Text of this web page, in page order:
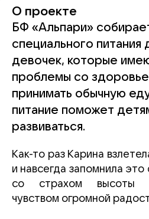
О проекте
БФ «Альпари»
специального питания
девочек, которые
проблемы со
принимать обычную
питание поможет
развиваться.
Как-то раз Карина
и навсегда запомнила это
со страхом высоты
чувством огромной